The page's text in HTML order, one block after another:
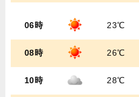
06時 23℃
08時 26℃
10時 28℃